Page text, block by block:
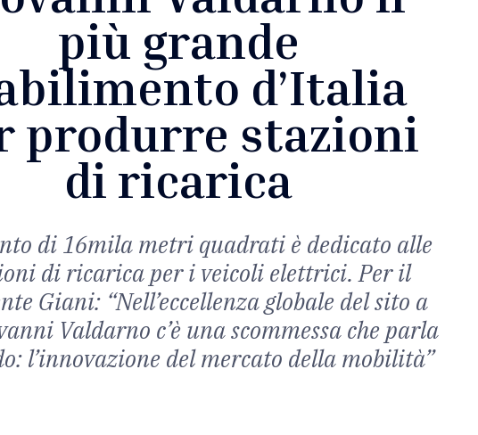
più grande
d’Italia
produrre stazioni
di ricarica
di 16mila metri quadrati è dedicato alle
di ricarica per i veicoli elettrici. Per il
Giani: “Nell’eccellenza globale del sito a
Valdarno c’è una scommessa che parla
l’innovazione del mercato della mobilità”